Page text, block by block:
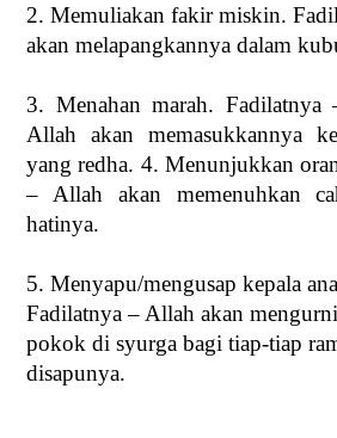
2. Memuliakan fakir miskin.
akan melapangkannya dalam
3. Menahan marah.
Allah akan memasukkannya
yang redha. 4. Menunjukkan
– Allah akan memenuhkan
hatinya.
5. Menyapu/mengusap kepala
Fadilatnya – Allah akan
pokok di syurga bagi tiap-tiap
disapunya.